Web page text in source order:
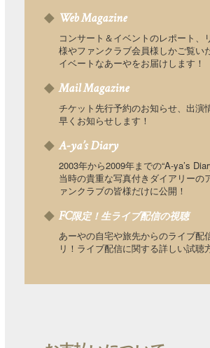
Web Magazine
コンサート＆イベントのレポート、
様やファンクラブ会員様しかご覧い
イベートなあーやをお届けします！
Mail Magazine
チケット先行予約のお知らせ、出演
早くお知らせします！
A-ya’s Diary
2003年から2009年までの“A-ya’s
当時の貴重な写真付きダイアリーの
ァンクラブの皆様だけに公開！
FC限定！生ライブ配信の視聴
あーやの自宅や旅先からのライブ配
リ！ライブ配信に関する詳しい試聴